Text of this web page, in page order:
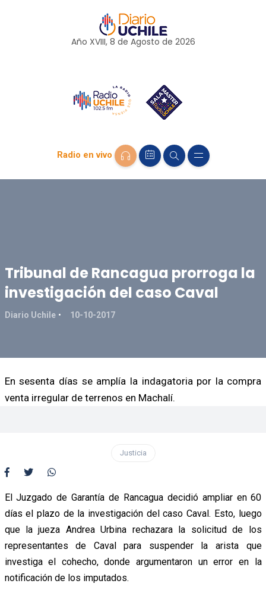
Año XVIII, 8 de Agosto de 2026
Radio en vivo
Tribunal de Rancagua prorroga la
investigación del caso Caval
Diario Uchile 10-10-2017
En sesenta días se amplía la indagatoria por la compra
venta irregular de terrenos en Machalí.
Justicia
El Juzgado de Garantía de Rancagua decidió ampliar en 60
días el plazo de la investigación del caso Caval. Esto, luego
que la jueza Andrea Urbina rechazara la solicitud de los
representantes de Caval para suspender la arista que
investiga el cohecho, donde argumentaron un error en la
notificación de los imputados.